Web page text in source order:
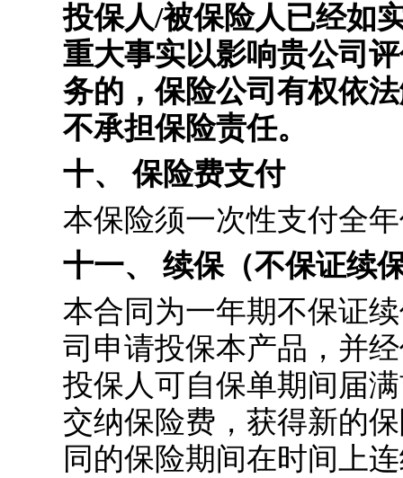
投保人/被保险人已经如
重大事实以影响贵公司
务的，保险公司有权依
不承担保险责任。
十、 保险费支付
本保险须一次性支付全
十一、 续保（不保证续
本合同为一年期不保证
司申请投保本产品，并
投保人可自保单期间届
交纳保险费，获得新的
同的保险期间在时间上